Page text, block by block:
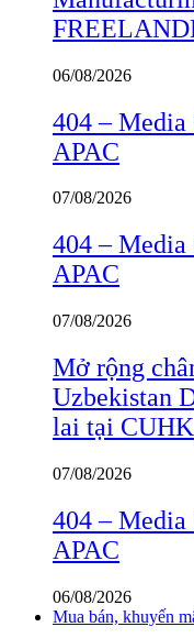
06/08/2026
404 – Media
APAC
07/08/2026
404 – Media
APAC
07/08/2026
Mở rộng
Uzbekistan
lai tại CUHK
07/08/2026
404 – Media
APAC
06/08/2026
Mua bán, khuyến